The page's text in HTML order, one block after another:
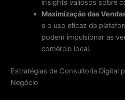
insights valiosos sobre
Maximização das
e o uso eficaz de
podem impulsionar as
comércio local.
Estratégias de Consultoria Digital
Negócio